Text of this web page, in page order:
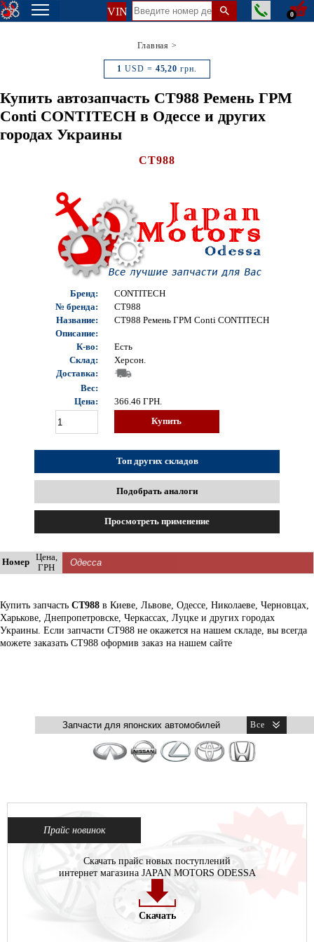
VIN 0
Главная >
1 USD = 45,20 грн.
Купить автозапчасть CT988 Ремень ГРМ
Conti CONTITECH в Одессе и других
городах Украины
CT988
Бренд:
CONTITECH
№ бренда:
CT988
Название:
CT988 Ремень ГРМ Conti CONTITECH
Описание:
К-во:
Есть
Склад:
Херсон.
Доставка:
Вес:
Цена:
366.46 ГРН.
Купить
Топ других складов
Подобрать аналоги
Просмотреть применение
Номер
Цена,
ГРН
Купить запчасть CT988 в Киеве, Львове, Одессе, Николаеве, Черновцах,
Харькове, Днепропетровске, Черкассах, Луцке и других городах
Украины. Если запчасти CT988 не окажется на нашем складе, вы всегда
можете заказать CT988 оформив заказ на нашем сайте
Прайс новинок
Скачать прайс новых поступлений
интернет магазина JAPAN MOTORS ODESSA
Скачать